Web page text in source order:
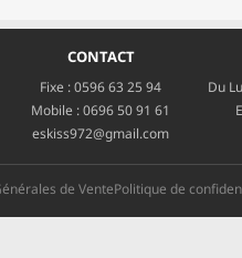
CONTACT
Fixe :0596 63 25 94
Mobile :0696 50 91 61
eskiss972@gmail.com
Du
de VentePolitique de